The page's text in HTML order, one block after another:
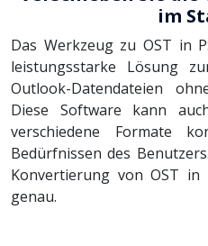
im
Das Werkzeug zu OST in
leistungsstarke Lösung
Outlook-Datendateien
Diese Software kann
verschiedene Formate
Bedürfnissen des
Konvertierung von OST
genau.